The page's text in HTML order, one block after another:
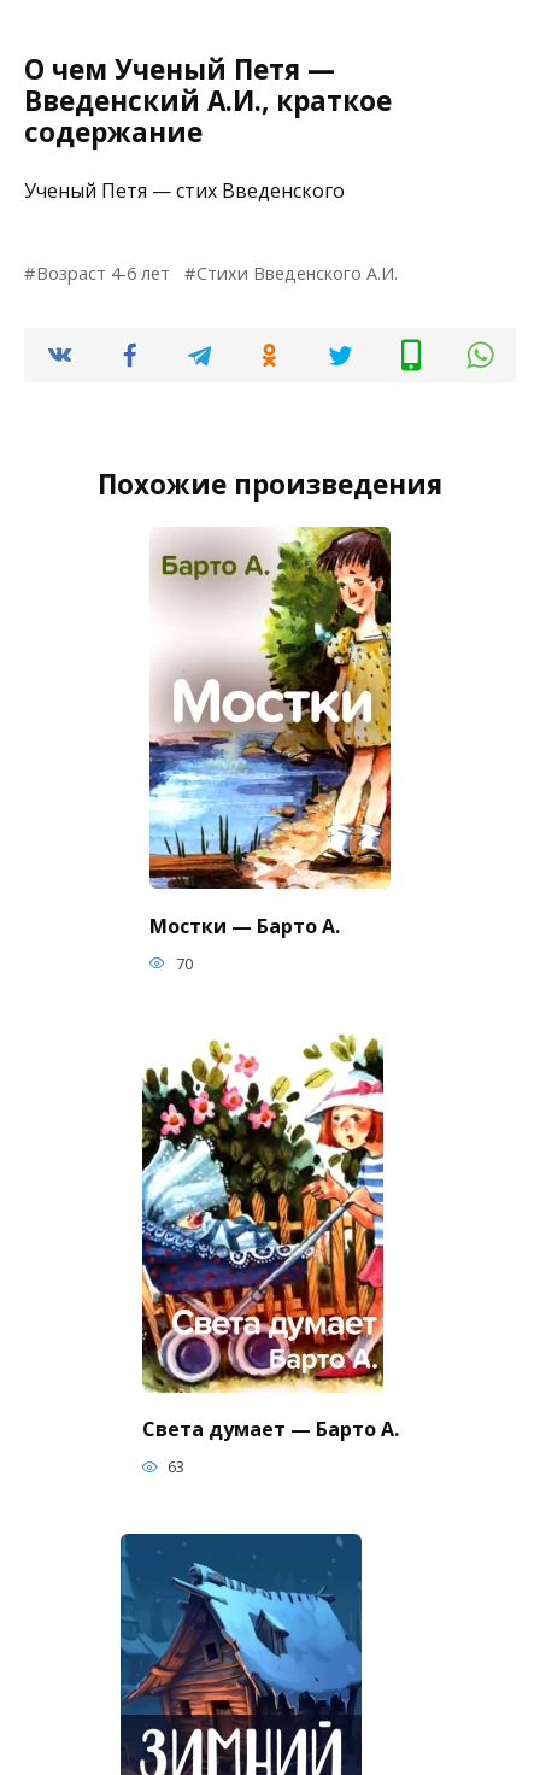
О чем Ученый Петя —
Введенский А.И., краткое
содержание
Ученый Петя — стих Введенского
Возраст 4-6 лет Стихи Введенского А.И.
Похожие произведения
Мостки — Барто А.
70
Света думает — Барто А.
63